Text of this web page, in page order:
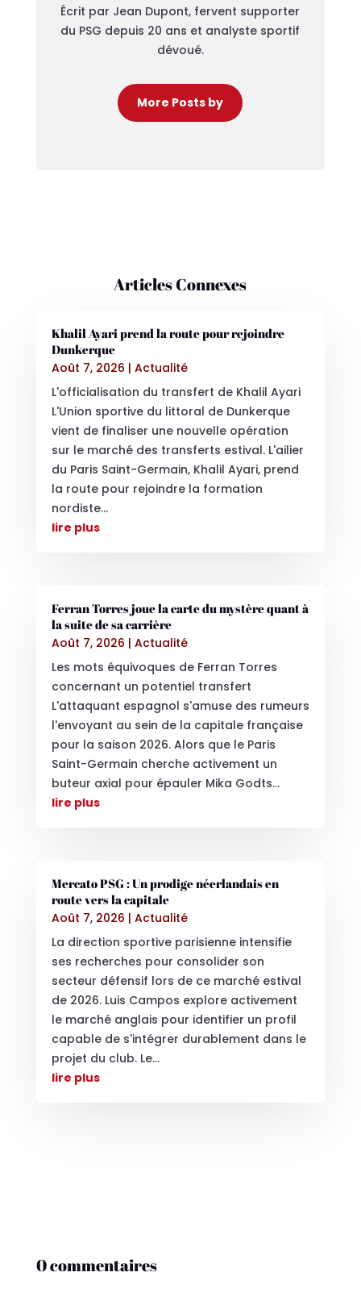
Écrit par Jean Dupont, fervent supporter
du PSG depuis 20 ans et analyste sportif
dévoué.
More Posts by
Articles Connexes
Khalil Ayari prend la route pour rejoindre
Dunkerque
Août 7, 2026 | Actualité
L'officialisation du transfert de Khalil Ayari
L'Union sportive du littoral de Dunkerque
vient de finaliser une nouvelle opération
sur le marché des transferts estival. L'ailier
du Paris Saint-Germain, Khalil Ayari, prend
la route pour rejoindre la formation
nordiste...
lire plus
Ferran Torres joue la carte du mystère quant à
la suite de sa carrière
Août 7, 2026 | Actualité
Les mots équivoques de Ferran Torres
concernant un potentiel transfert
L'attaquant espagnol s'amuse des rumeurs
l'envoyant au sein de la capitale française
pour la saison 2026. Alors que le Paris
Saint-Germain cherche activement un
buteur axial pour épauler Mika Godts...
lire plus
Mercato PSG : Un prodige néerlandais en
route vers la capitale
Août 7, 2026 | Actualité
La direction sportive parisienne intensifie
ses recherches pour consolider son
secteur défensif lors de ce marché estival
de 2026. Luis Campos explore activement
le marché anglais pour identifier un profil
capable de s'intégrer durablement dans le
projet du club. Le...
lire plus
0 commentaires